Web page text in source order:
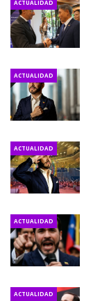
ACTUALIDAD
ACTUALIDAD
ACTUALIDAD
ACTUALIDAD
ACTUALIDAD